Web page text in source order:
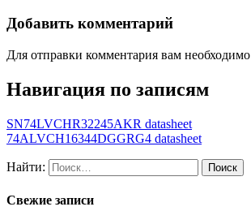
Добавить комментарий
Для отправки комментария вам необходимо
Навигация по записям
SN74LVCHR32245AKR datasheet
74ALVCH16344DGGRG4 datasheet
Найти:
Свежие записи